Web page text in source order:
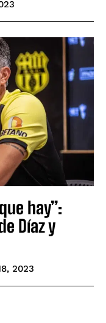
hay”:
Díaz y
2023